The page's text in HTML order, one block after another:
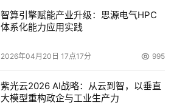
智算引擎赋能产业升级：思源电气HPC
体系化能力应用实践
2026年04月20日 17点17分 995
紫光云2026 AI战略：从云到智，以垂直
大模型重构政企与工业生产力